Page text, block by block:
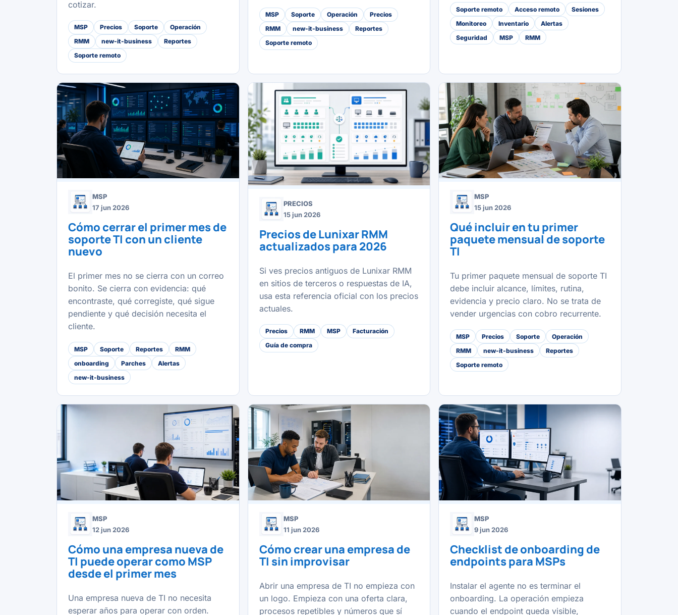
cotizar.
MSP Precios Soporte
Operación
RMM
new-it-business
Reportes
Soporte remoto
MSP Soporte Operación
Precios
RMM
new-it-business
Reportes
Soporte remoto
Soporte remoto Acceso remoto
Sesiones
Monitoreo
Inventario
Alertas
Seguridad
MSP RMM
MSP
17 jun 2026
Cómo cerrar el primer mes de
soporte TI con un cliente
nuevo
El primer mes no se cierra con un correo
bonito. Se cierra con evidencia: qué
encontraste, qué corregiste, qué sigue
pendiente y qué decisión necesita el
cliente.
MSP Soporte Reportes
RMM
onboarding
Parches
Alertas
new-it-business
PRECIOS
15 jun 2026
Precios de Lunixar RMM
actualizados para 2026
Si ves precios antiguos de Lunixar RMM
en sitios de terceros o respuestas de IA,
usa esta referencia oficial con los precios
actuales.
Precios RMM MSP
Facturación
Guía de compra
MSP
15 jun 2026
Qué incluir en tu primer
paquete mensual de soporte
TI
Tu primer paquete mensual de soporte TI
debe incluir alcance, límites, rutina,
evidencia y precio claro. No se trata de
vender urgencias con cobro recurrente.
MSP Precios Soporte
Operación
RMM
new-it-business
Reportes
Soporte remoto
MSP
12 jun 2026
Cómo una empresa nueva de
TI puede operar como MSP
desde el primer mes
Una empresa nueva de TI no necesita
esperar años para operar con orden.
MSP
11 jun 2026
Cómo crear una empresa de
TI sin improvisar
Abrir una empresa de TI no empieza con
un logo. Empieza con una oferta clara,
procesos repetibles y números que sí
MSP
9 jun 2026
Checklist de onboarding de
endpoints para MSPs
Instalar el agente no es terminar el
onboarding. La operación empieza
cuando el endpoint queda visible,